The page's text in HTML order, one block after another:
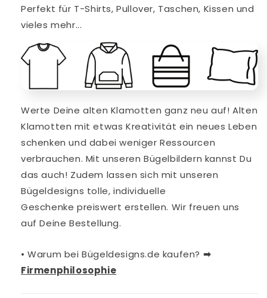
Perfekt für T-Shirts, Pullover, Taschen, Kissen und
vieles mehr...
Werte Deine alten Klamotten ganz neu auf! Alten
Klamotten mit etwas Kreativität ein neues Leben
schenken und dabei weniger Ressourcen
verbrauchen. MitunserenBügelbildern kannst Du
das auch! Zudem lassen sich mit unseren
Bügeldesigns tolle, individuelle
Geschenke preiswert erstellen. Wir freuen uns
auf Deine Bestellung.
• Warum bei Bügeldesigns.de kaufen? ➡︎
Firmenphilosophie